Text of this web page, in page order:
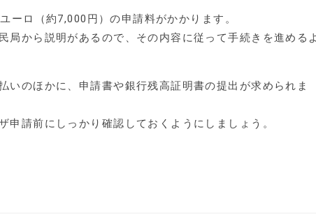
ーロ（約7,000円）の申請料がかかります。
局から説明があるので、その内容に従って手続きを進める
いのほかに、申請書や銀行残高証明書の提出が求められま
申請前にしっかり確認しておくようにしましょう。